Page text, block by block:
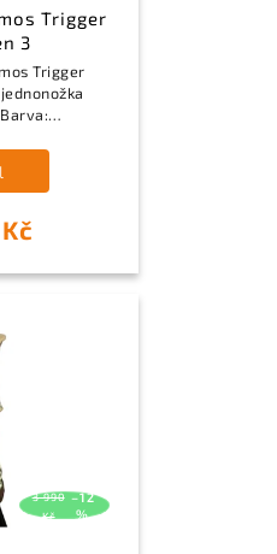
Trigger
3
Trigger
360°
Materiál:
3 990
Kč
–12
%